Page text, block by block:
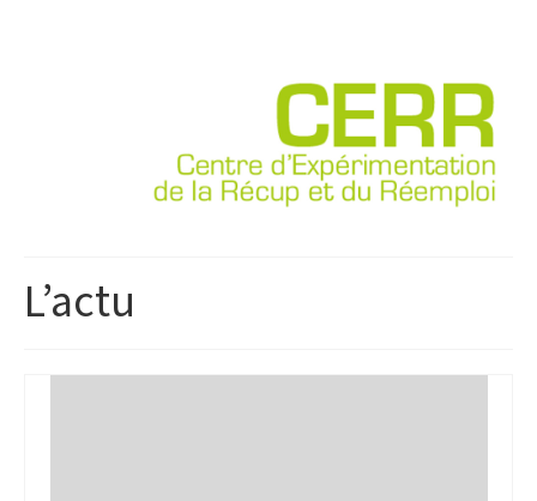
L’actu